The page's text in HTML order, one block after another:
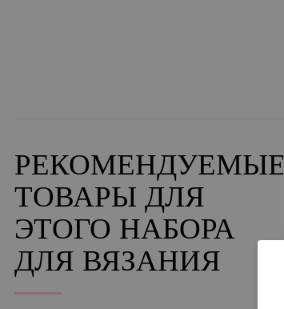
РЕКОМЕНДУЕМЫЕ
ТОВАРЫ ДЛЯ
ЭТОГО НАБОРА
ДЛЯ ВЯЗАНИЯ